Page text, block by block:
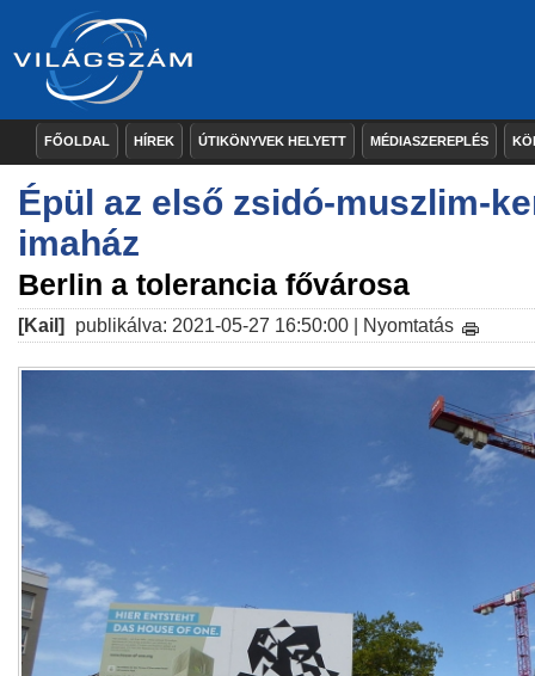
FŐOLDAL HÍREK ÚTIKÖNYVEK HELYETT MÉDIASZEREPLÉS
Épül az első zsidó-muszlim-
imaház
Berlin a tolerancia fővárosa
[Kail] publikálva: 2021-05-27 16:50:00 | Nyomtatás